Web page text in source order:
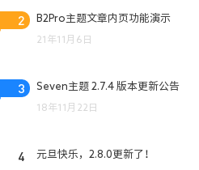
2 B2Pro主题文章内页功能演示
21年11月6日
3 Seven主题 2.7.4 版本更新公告
18年11月22日
4 元旦快乐，2.8.0更新了！